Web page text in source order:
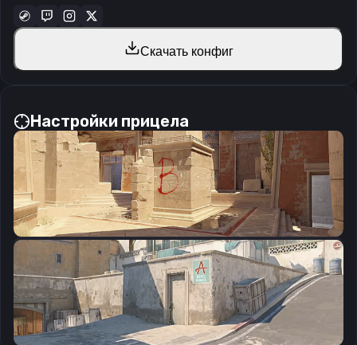
Скачать конфиг
Настройки прицела
CSGO-zc3qq-aCoyo-rMJEc-q7QD9-8w5qB
Скопировать